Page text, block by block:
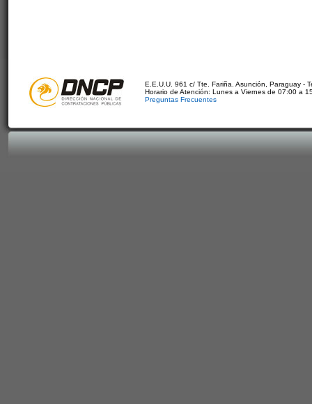
E.E.U.U. 961 c/ Tte. Fariña. Asunción, Paraguay -
Horario de Atención: Lunes a Viernes de 07:00 a
Preguntas Frecuentes